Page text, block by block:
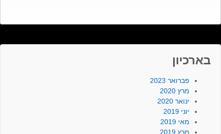
בארכיון
פברואר 2023
מרץ 2020
ינואר 2020
יוני 2019
מאי 2019
מרץ 2019